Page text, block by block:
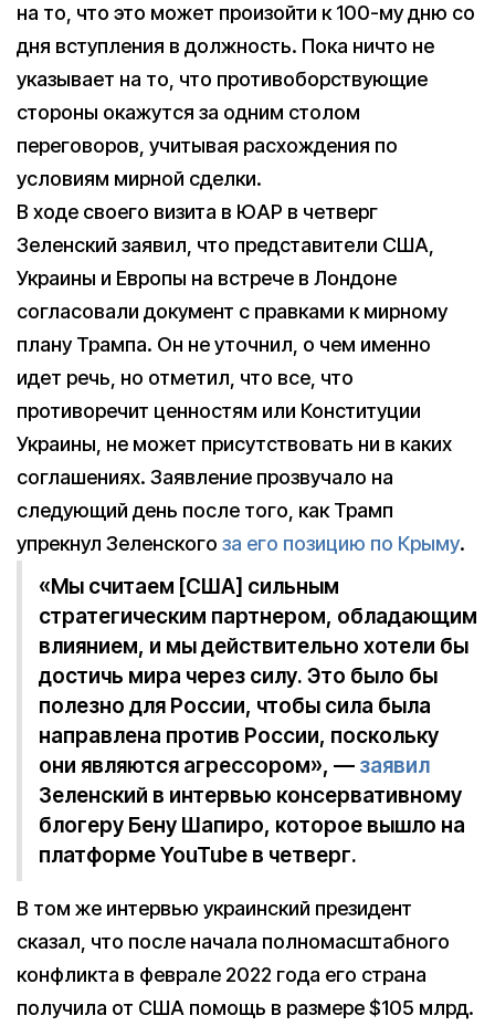
на то, что это может произойти к 100-му дню со
дня вступления в должность. Пока ничто не
указывает на то, что противоборствующие
стороны окажутся за одним столом
переговоров, учитывая расхождения по
условиям мирной сделки.
В ходе своего визита в ЮАР в четверг
Зеленский заявил, что представители США,
Украины и Европы на встрече в Лондоне
согласовали документ с правками к мирному
плану Трампа. Он не уточнил, о чем именно
идет речь, но отметил, что все, что
противоречит ценностям или Конституции
Украины, не может присутствовать ни в каких
соглашениях. Заявление прозвучало на
следующий день после того, как Трамп
упрекнул Зеленского за его позицию по Крыму.
«Мы считаем [США] сильным
стратегическим партнером, обладающим
влиянием, и мы действительно хотели бы
достичь мира через силу. Это было бы
полезно для России, чтобы сила была
направлена ​​против России, поскольку
они являются агрессором», — заявил
Зеленский в интервью консервативному
блогеру Бену Шапиро, которое вышло на
платформе YouTube в четверг.
В том же интервью украинский президент
сказал, что после начала полномасштабного
конфликта в феврале 2022 года его страна
получила от США помощь в размере $105 млрд.